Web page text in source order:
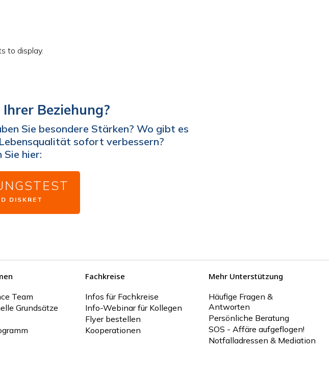
Beziehung?
Sie besondere Stärken? Wo gibt es
sofort verbessern?
Sie hier:
DISKRET
Team
Grundsätze
Fachkreise
Infos für Fachkreise
Info-Webinar für Kollegen
Flyer bestellen
Kooperationen
Mehr Unterstützung
Häufige Fragen &
Antworten
Persönliche Beratung
SOS - Affäre aufgeflogen!
Notfalladressen & Mediation